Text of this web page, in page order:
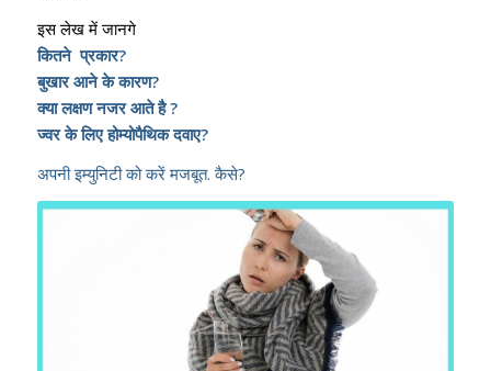
इस लेख में जानगे
कितने प्रकार?
बुखार आने के कारण?
क्या लक्षण नजर आते है ?
ज्वर के लिए होम्योपैथिक दवाए?
अपनी इम्युनिटी को करें मजबूत. कैसे?